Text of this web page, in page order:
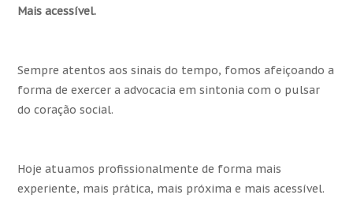
Mais acessível.
Sempre atentos aos sinais do tempo, fomos afeiçoando a
forma de exercer a advocacia em sintonia com o pulsar
do coração social.
Hoje atuamos profissionalmente de forma mais
experiente, mais prática, mais próxima e mais acessível.